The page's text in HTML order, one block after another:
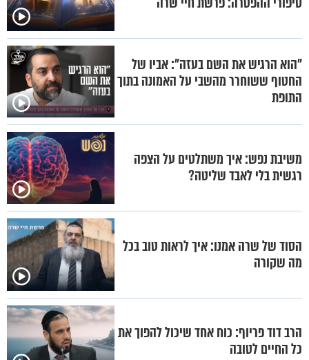
"הוא הרגיש את השם בעזה": אביו של
החטוף ששוחרר מהשבי על האמונה בתוך
התופת
משיבת נפש: איך משתלטים על הצפה
רגשית בלי לאבד שליטה?
הסוד של שרה אמנו: איך לראות טוב בכל
מה שקורה
הרב דוד פריוף: כוח אחד שיכול להפוך את
כל החיים לטובה